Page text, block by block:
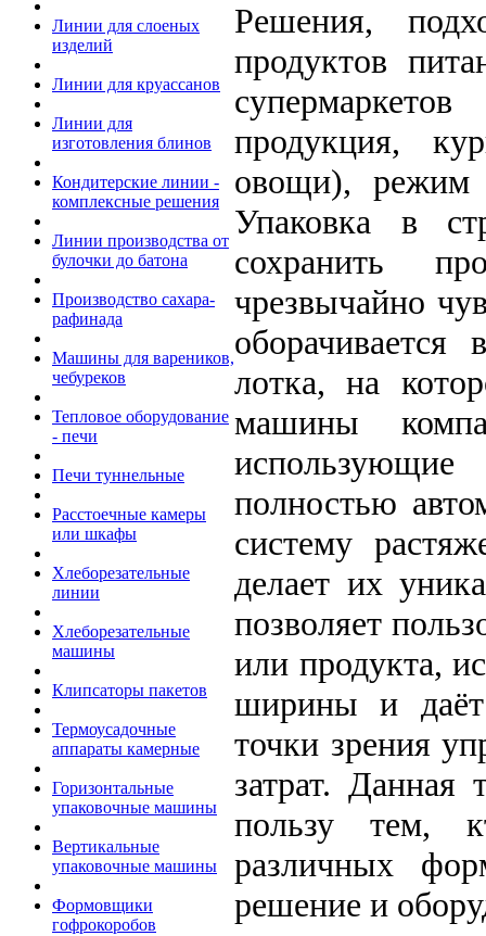
Линии для слоеных
изделий
Линии для круассанов
Линии для
изготовления блинов
Кондитерские линии -
комплексные решения
Линии производства от
булочки до батона
Производство сахара-
рафинада
Машины для вареников,
чебуреков
Тепловое оборудование
- печи
Печи туннельные
Расстоечные камеры
или шкафы
Хлеборезательные
линии
Хлеборезательные
машины
Клипсаторы пакетов
Термоусадочные
аппараты камерные
Горизонтальные
упаковочные машины
Вертикальные
упаковочные машины
Формовщики
гофрокоробов
Решения,
продуктов
продукция,
овощи), режим
Упаковка в
сохранить
чрезвычайно
лотка, на
машины
полностью
систему
делает их
позволяет
или продукта,
ширины и даёт
точки зрения
затрат. Данная
пользу тем,
различных
решение и